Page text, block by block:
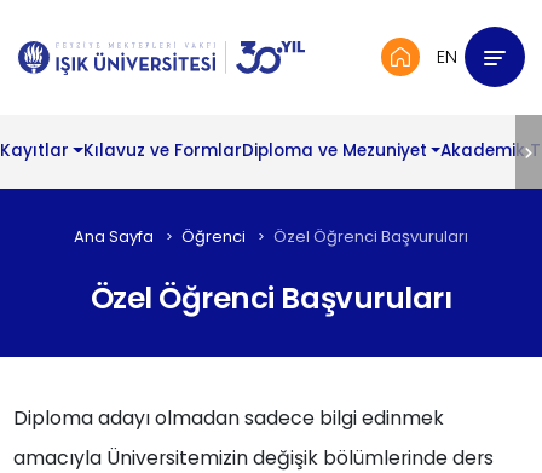
EN
Kayıtlar Kılavuz ve FormlarDiploma ve Mezuniyet Akademik
Ana Sayfa Öğrenci Özel Öğrenci Başvuruları
Özel Öğrenci Başvuruları
Diploma adayı olmadan sadece bilgi edinmek
amacıyla Üniversitemizin değişik bölümlerinde ders